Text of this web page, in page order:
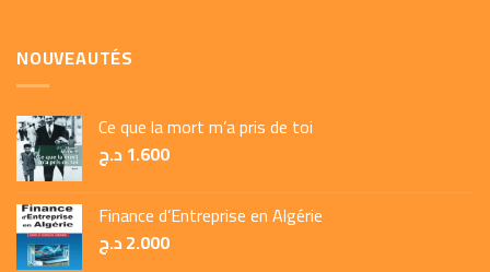
NOUVEAUTÉS
Ce que la mort m’a pris de toi
1.600د.ج
Finance d’Entreprise en Algérie
2.000د.ج